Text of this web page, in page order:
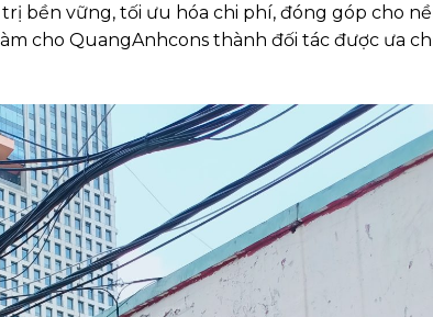
bền vững, tối ưu hóa chi phí, đóng góp cho
cho QuangAnhcons thành đối tác được ưa